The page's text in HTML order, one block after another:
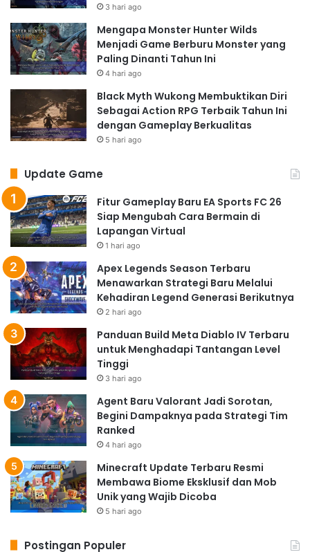
3 hari ago
Mengapa Monster Hunter Wilds
Menjadi Game Berburu Monster yang
Paling Dinanti Tahun Ini
4 hari ago
Black Myth Wukong Membuktikan Diri
Sebagai Action RPG Terbaik Tahun Ini
dengan Gameplay Berkualitas
5 hari ago
Update Game
Fitur Gameplay Baru EA Sports FC 26
Siap Mengubah Cara Bermain di
Lapangan Virtual
1 hari ago
Apex Legends Season Terbaru
Menawarkan Strategi Baru Melalui
Kehadiran Legend Generasi Berikutnya
2 hari ago
Panduan Build Meta Diablo IV Terbaru
untuk Menghadapi Tantangan Level
Tinggi
3 hari ago
Agent Baru Valorant Jadi Sorotan,
Begini Dampaknya pada Strategi Tim
Ranked
4 hari ago
Minecraft Update Terbaru Resmi
Membawa Biome Eksklusif dan Mob
Unik yang Wajib Dicoba
5 hari ago
Postingan Populer